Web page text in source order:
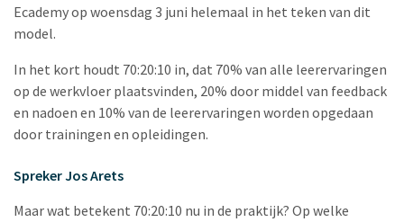
Ecademy op woensdag 3 juni helemaal in het teken van dit
model.
In het kort houdt 70:20:10 in, dat 70% van alle leerervaringen
op de werkvloer plaatsvinden, 20% door middel van feedback
en nadoen en 10% van de leerervaringen worden opgedaan
door trainingen en opleidingen.
Spreker Jos Arets
Maar wat betekent 70:20:10 nu in de praktijk? Op welke